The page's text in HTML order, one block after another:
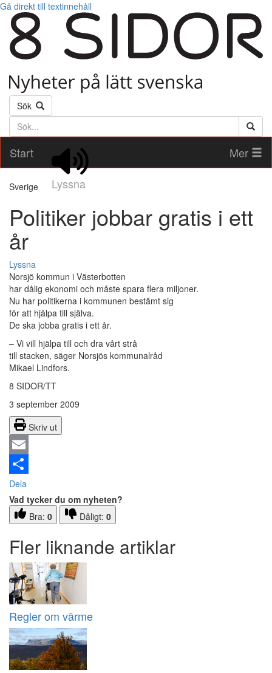
Gå direkt till textinnehåll
Sök
Söktext
Start
Lyssna
Mer
Sverige
Politiker jobbar gratis i ett
år
Lyssna
Norsjö kommun i Västerbotten
har dålig ekonomi och måste spara flera miljoner.
Nu har politikerna i kommunen bestämt sig
för att hjälpa till själva.
De ska jobba gratis i ett år.
– Vi vill hjälpa till och dra vårt strå
till stacken, säger Norsjös kommunalråd
Mikael Lindfors.
8 SIDOR/TT
3 september 2009
Skriv ut
Email
Dela
Vad tycker du om nyheten?
Bra: 0 Dåligt: 0
Fler liknande artiklar
Regler om värme